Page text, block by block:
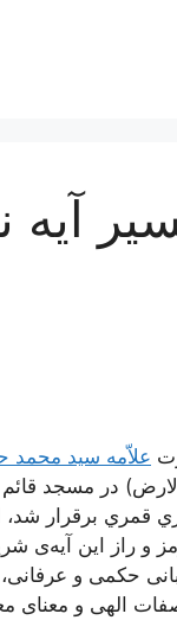
آیه
علاّمه سید
در مسجد
که از تاریخ 1396/06/23 تا تاریخ 1396/08/
و راز این آیه‌ی
حکمی و
الهی و معنای